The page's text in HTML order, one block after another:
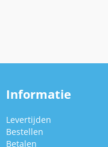
Informatie
Levertijden
Bestellen
Betalen